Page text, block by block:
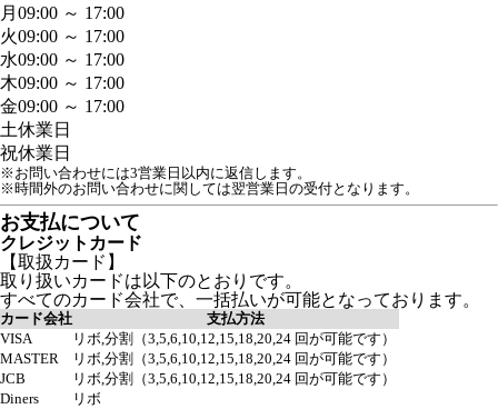
月 09:00 ～ 17:00
火09:00 ～ 17:00
水09:00 ～ 17:00
木09:00 ～ 17:00
金09:00 ～ 17:00
土休業日
祝休業日
※お問い合わせには3営業日以内に返信します。
※時間外のお問い合わせに関しては翌営業日の受付となります。
お支払について
クレジットカード
【取扱カード】
取り扱いカードは以下のとおりです。
すべてのカード会社で、一括払いが可能となっております。
カード会社
支払方法
VISA
リボ,分割（3,5,6,10,12,15,18,20,24 回が可能です）
MASTER
リボ,分割（3,5,6,10,12,15,18,20,24 回が可能です）
JCB
リボ,分割（3,5,6,10,12,15,18,20,24 回が可能です）
Diners
リボ